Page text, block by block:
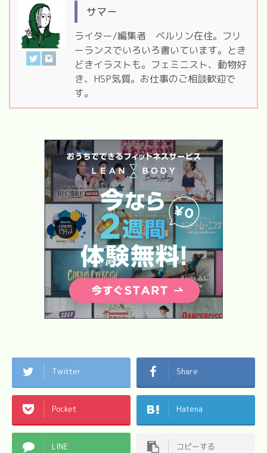
サマー
ライター/編集者 ベルリン在住。フリ
ーランスでいろいろ書いています。とき
どきイラストも。フェミニスト、動物好
き、HSP気質。お仕事のご相談歓迎で
す。
Twitter Share
Pocket Hatena
LINE コピーする